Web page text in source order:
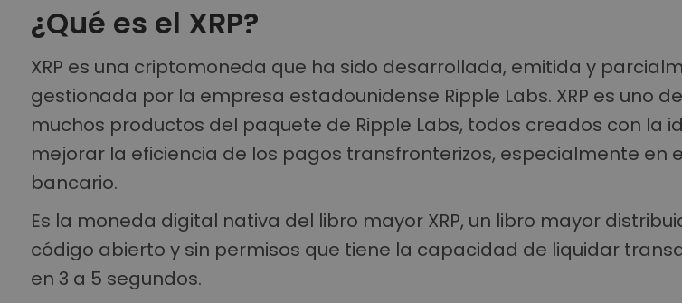
¿Qué es el XRP?
XRP es una criptomoneda que ha sido desarrollada, emitida y
gestionada por la empresa estadounidense Ripple Labs. XRP es uno
muchos productos del paquete de Ripple Labs, todos creados con la
mejorar la eficiencia de los pagos transfronterizos, especialmente en
bancario.
Es la moneda digital nativa del libro mayor XRP, un libro mayor
código abierto y sin permisos que tiene la capacidad de liquidar
en 3 a 5 segundos.